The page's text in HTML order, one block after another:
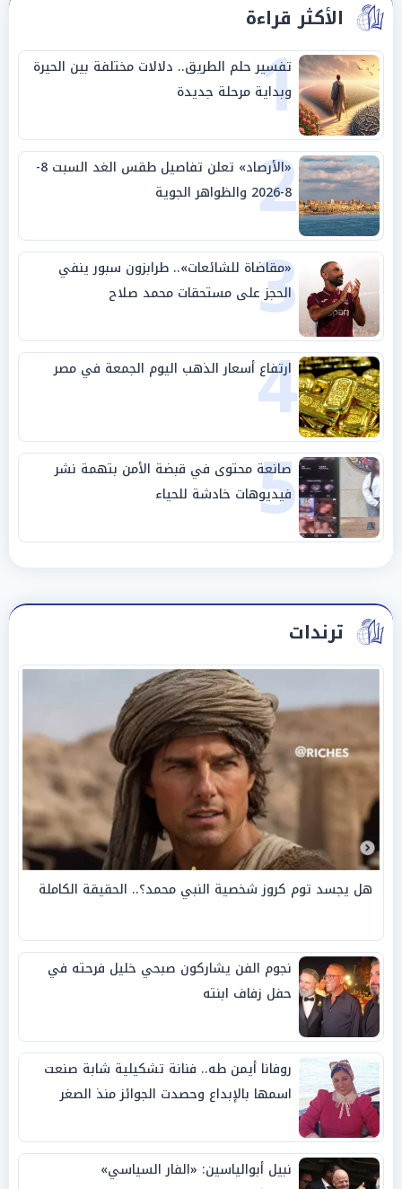
الأكثر قراءة
1
تفسير حلم الطريق.. دلالات مختلفة بين الحيرة
وبداية مرحلة جديدة
2
«الأرصاد» تعلن تفاصيل طقس الغد السبت 8-
8-2026 والظواهر الجوية
3
«مقاضاة للشائعات».. طرابزون سبور ينفي
الحجز على مستحقات محمد صلاح
4
ارتفاع أسعار الذهب اليوم الجمعة في مصر
5
صانعة محتوى في قبضة الأمن بتهمة نشر
فيديوهات خادشة للحياء
ترندات
هل يجسد توم كروز شخصية النبي محمد؟.. الحقيقة الكاملة
نجوم الفن يشاركون صبحي خليل فرحته في
حفل زفاف ابنته
روفانا أيمن طه.. فنانة تشكيلية شابة صنعت
اسمها بالإبداع وحصدت الجوائز منذ الصغر
نبيل أبوالياسين: «الفار السياسي»